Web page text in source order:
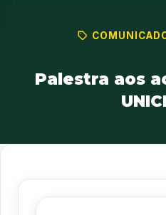
Palestra aos